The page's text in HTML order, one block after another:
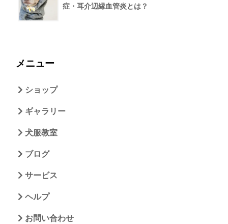
症・耳介辺縁血管炎とは？
メニュー
ショップ
ギャラリー
犬服教室
ブログ
サービス
ヘルプ
お問い合わせ